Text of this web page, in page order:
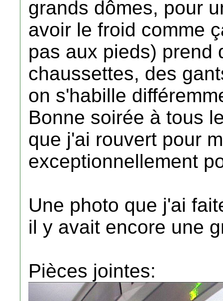
grands dômes, pour
avoir le froid comme
pas aux pieds) prend
chaussettes, des
on s'habille
Bonne soirée à tous
que j'ai rouvert pour
exceptionnellement
Une photo que j'ai
il y avait encore une
Pièces jointes: